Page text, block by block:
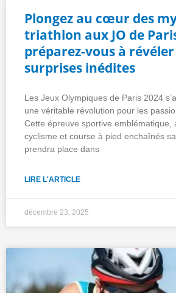
Plongez au cœur des
triathlon aux JO de
préparez-vous à révéler
surprises inédites
Les Jeux Olympiques de Paris 2024
une véritable révolution pour les
Cette épreuve sportive emblématique,
cyclisme et course à pied enchaînés
prendra place dans
LIRE L'ARTICLE
décembre 23, 2025